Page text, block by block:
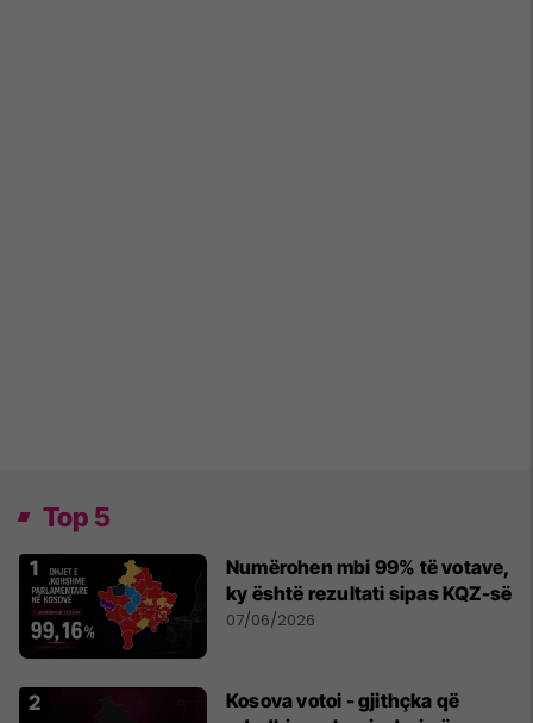
Top 5
Numërohen mbi 99% të votave,
ky është rezultati sipas KQZ-së
07/06/2026
Kosova votoi - gjithçka që